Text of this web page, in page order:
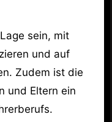
sein, mit
und auf
Zudem ist die
und Eltern ein